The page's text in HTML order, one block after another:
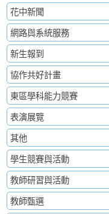
花中新聞
網路與系統服務
新生報到
協作共好計畫
東區學科能力競賽
表演展覽
其他
學生競賽與活動
教師研習與活動
教師甄選